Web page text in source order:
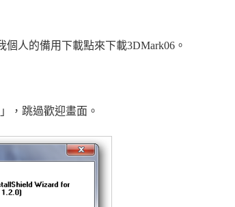
人的備用下載點來下載3DMark06。
，跳過歡迎畫面。